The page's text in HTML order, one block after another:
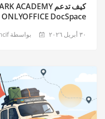
ONLYOFFICE DocSpace
٣٠ أبريل ٢٠٢٦ بواسطة Moncif